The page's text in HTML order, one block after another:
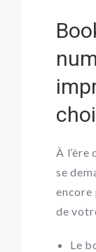
À l’ère
se
encore
de
Le